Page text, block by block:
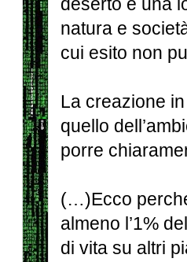
deserto è una
natura e
cui esito non
La creazione
quello
porre
(…)Ecco
almeno l’1%
di vita su altri